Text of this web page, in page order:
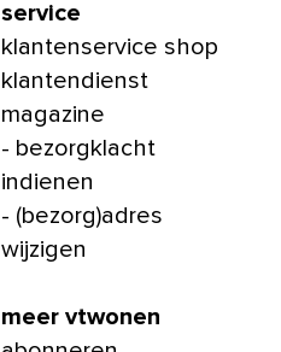
service
klantenservice shop
klantendienst
magazine
- bezorgklacht
indienen
- (bezorg)adres
wijzigen
meer vtwonen